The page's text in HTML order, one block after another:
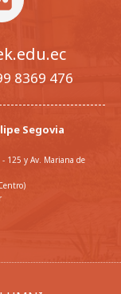
8369 476
Segovia
125 y Av. Mariana de